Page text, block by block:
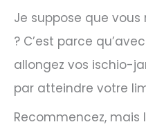
Je suppose que vous
? C’est parce
allongez vos ischio-
par atteindre votre
Recommencez, mais